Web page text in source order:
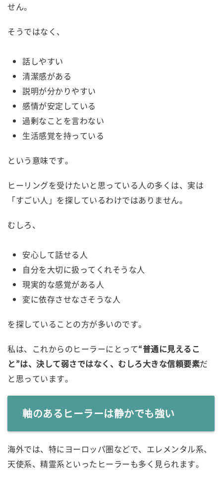
せん。
そうではなく、
話しやすい
清潔感がある
説明が分かりやすい
感情が安定している
過剰なことを言わない
生活感覚を持っている
という意味です。
ヒーリングを受けたいと思っている人の多くは、実は
「すごい人」を探しているわけではありません。
むしろ、
安心して話せる人
自分を大切に扱ってくれそうな人
現実的な感覚がある人
変に依存させなさそうな人
を探していることの方が多いのです。
私は、これからのヒーラーにとって“普通に見えるこ
と”は、決して弱さではなく、むしろ大きな信頼要素だ
と思っています。
軸のあるヒーラーは静かでも強い
海外では、特にヨーロッパ圏などで、エレメンタル系、
天使系、精霊系といったヒーラーも多く見られます。